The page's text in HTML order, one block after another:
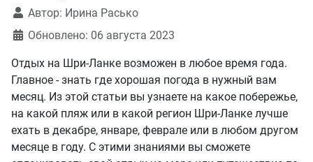
Автор: Ирина Расько
Обновлено: 06 августа 2023
Отдых на Шри-Ланке возможен в любое время года.
Главное - знать где хорошая погода в нужный вам
месяц. Из этой статьи вы узнаете на какое побережье,
на какой пляж или в какой регион Шри-Ланке лучше
ехать в декабре, январе, феврале или в любом другом
месяце в году. С этими знаниями вы сможете